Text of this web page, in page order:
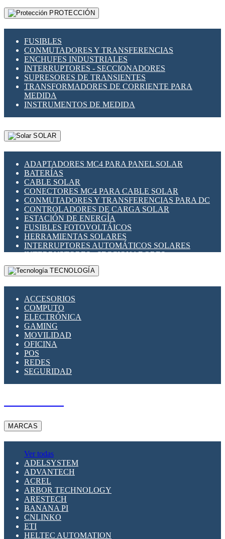
PROTECCIÓN
FUSIBLES
CONMUTADORES Y TRANSFERENCIAS
ENCHUFES INDUSTRIALES
INTERRUPTORES - SECCIONADORES
SUPRESORES DE TRANSIENTES
TRANSFORMADORES DE CORRIENTE PARA
MEDIDA
INSTRUMENTOS DE MEDIDA
SOLAR
ADAPTADORES MC4 PARA PANEL SOLAR
BATERÍAS
CABLE SOLAR
CONECTORES MC4 PARA CABLE SOLAR
CONMUTADORES Y TRANSFERENCIAS PARA DC
CONTROLADORES DE CARGA SOLAR
ESTACIÓN DE ENERGÍA
FUSIBLES FOTOVOLTÁICOS
HERRAMIENTAS SOLARES
INTERRUPTORES AUTOMÁTICOS SOLARES
INTERRUPTORES - SECCIONADORES
FOTOVOLTÁICOS
MONTAJE PANEL SOLAR
SUPRESOR DE TRANSIENTES SPDS PARA
APLICACIONES FOTOVOLTAICAS
TECNOLOGÍA
ACCESORIOS
COMPUTO
ELECTRÓNICA
GAMING
MOVILIDAD
OFICINA
POS
REDES
SEGURIDAD
MARCAS
Ver todas
ADELSYSTEM
ADVANTECH
ACREL
ARBOR TECHNOLOGY
ARESTECH
BANANA PI
CNLINKO
ETI
HELTEC AUTOMATION